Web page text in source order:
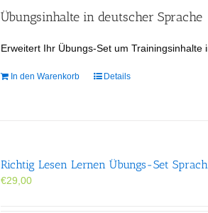
Übungsinhalte in deutscher Sprache
Erweitert Ihr Übungs-Set um Trainingsinhalte
In den Warenkorb Details
Richtig Lesen Lernen Übungs-Set
€29,00